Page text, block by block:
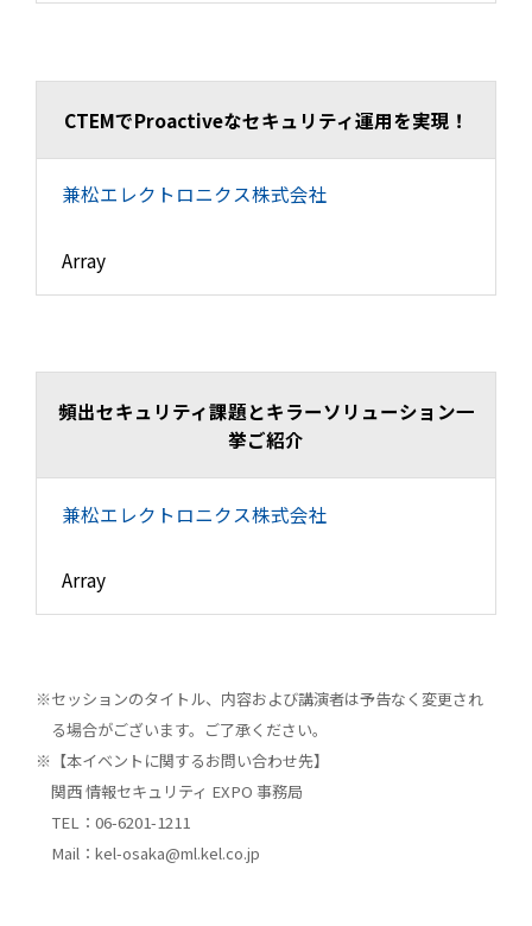
CTEMでProactiveなセキュリティ運用を実現！
兼松エレクトロニクス株式会社
Array
頻出セキュリティ課題とキラーソリューション一
挙ご紹介
兼松エレクトロニクス株式会社
Array
セッションのタイトル、内容および講演者は予告なく変更され
る場合がございます。ご了承ください。
【本イベントに関するお問い合わせ先】
関西 情報セキュリティ EXPO 事務局
TEL：06-6201-1211
Mail：kel-osaka@ml.kel.co.jp